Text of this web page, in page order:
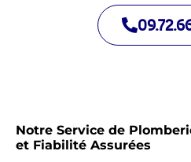
Notre Service de
et Fiabilité Assurées